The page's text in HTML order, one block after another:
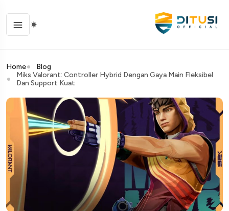
Home
Blog
Miks Valorant: Controller Hybrid Dengan Gaya Main Fleksibel
Dan Support Kuat